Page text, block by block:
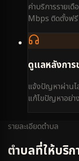
ค่าบริการรายเ
Mbps ติดตั้งฟรี
ดูแลหลังการ
แจ้งปัญหาผ่านไ
แก้ไขปัญหาอย่า
รายละเอียดตำบล
ตำบลที่ให้บริก